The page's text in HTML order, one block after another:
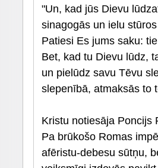
"Un, kad jūs Dievu
sinagogās un ielu
Patiesi Es jums saku:
Bet, kad tu Dievu lūdz,
un pielūdz savu Tēvu
slepenībā, atmaksās to
Kristu notiesāja Poncijs
Pa brūkošo Romas
afēristu-debesu sūtņu,